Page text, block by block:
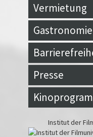
Vermietung
Gastronomie
Presse
Institut der